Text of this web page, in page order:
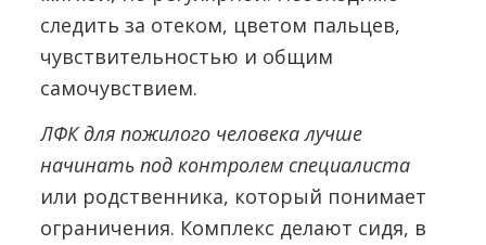
следить за отеком, цветом пальцев,
чувствительностью и общим
самочувствием.
ЛФК для пожилого человека лучше
начинать под контролем специалиста
или родственника, который понимает
ограничения. Комплекс делают сидя, в